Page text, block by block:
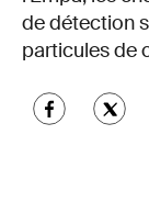
de détection
particules de